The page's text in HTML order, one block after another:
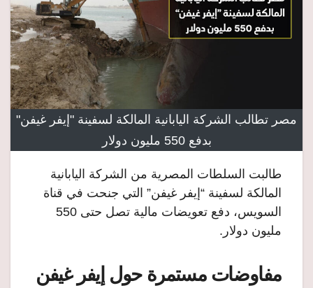
مصر تطالب الشركة اليابانية المالكة لسفينة "إيفر غيفن"
بدفع 550 مليون دولار
طالبت السلطات المصرية من الشركة اليابانية
المالكة لسفينة “إيفر غيفن” التي جنحت في قناة
السويس، دفع تعويضات مالية تصل حتى 550
مليون دولار.
مفاوضات مستمرة حول إيفر غيفن